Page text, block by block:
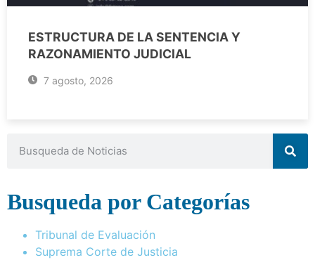
ESTRUCTURA DE LA SENTENCIA Y
RAZONAMIENTO JUDICIAL
7 agosto, 2026
Busqueda por Categorías
Tribunal de Evaluación
Suprema Corte de Justicia